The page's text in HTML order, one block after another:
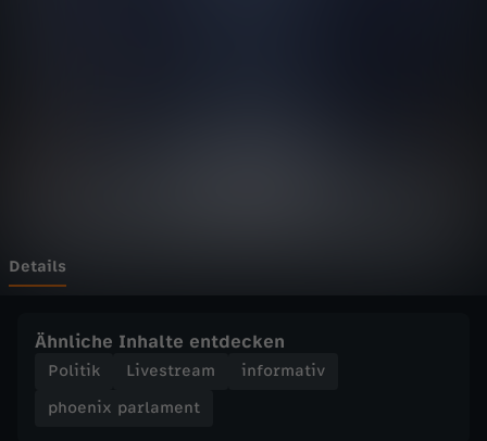
m
n
Details
Ähnliche Inhalte entdecken
Politik Livestream
informativ
phoenix parlament